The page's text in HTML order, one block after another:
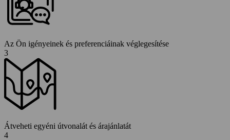
Az Ön igényeinek és preferenciáinak véglegesítése
3
Átveheti egyéni útvonalát és árajánlatát
4